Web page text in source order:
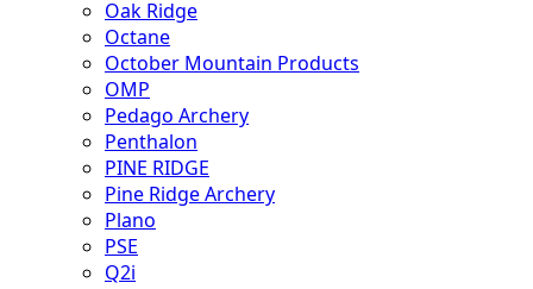
Oak Ridge
Octane
October Mountain Products
OMP
Pedago Archery
Penthalon
PINE RIDGE
Pine Ridge Archery
Plano
PSE
Q2i